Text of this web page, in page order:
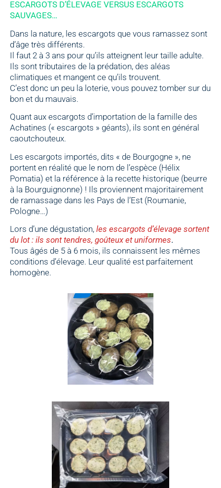
ESCARGOTS D’ÉLEVAGE VERSUS ESCARGOTS
SAUVAGES…
Dans la nature, les escargots que vous ramassez sont
d’âge très différents.
Il faut 2 à 3 ans pour qu’ils atteignent leur taille adulte.
Ils sont tributaires de la prédation, des aléas
climatiques et mangent ce qu’ils trouvent.
C’est donc un peu la loterie, vous pouvez tomber sur du
bon et du mauvais.
Quant aux escargots d’importation de la famille des
Achatines (« escargots » géants), ils sont en général
caoutchouteux.
Les escargots importés, dits « de Bourgogne », ne
portent en réalité que le nom de l’espèce (Hélix
Pomatia) et la référence à la recette historique (beurre
à la Bourguignonne) ! Ils proviennent majoritairement
de ramassage dans les Pays de l’Est (Roumanie,
Pologne…)
Lors d’une dégustation, les escargots d’élevage sortent
du lot : ils sont tendres, goûteux et uniformes.
Tous âgés de 5 à 6 mois, ils connaissent les mêmes
conditions d’élevage. Leur qualité est parfaitement
homogène.